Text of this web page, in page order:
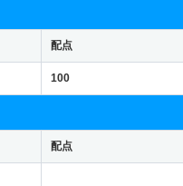
配点
100
配点